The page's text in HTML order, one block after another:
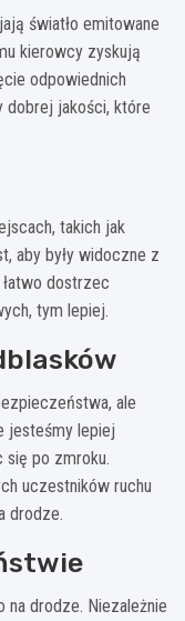
światło emitowane
kierowcy zyskują
odpowiednich
dobrej jakości, które
takich jak
aby były widoczne z
dostrzec
tym lepiej.
ale
jesteśmy lepiej
po zmroku.
uczestników ruchu
drodze.
na drodze. Niezależnie